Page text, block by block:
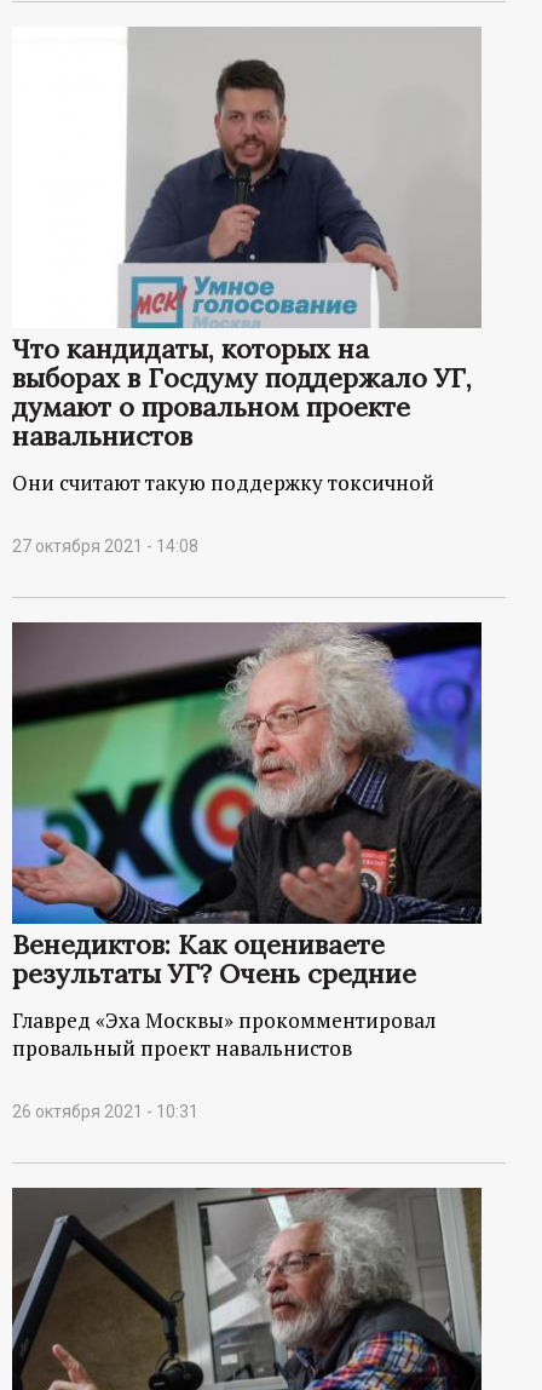
т
а
л
Что кандидаты, которых на
выборах в Госдуму поддержало УГ,
думают о провальном проекте
навальнистов
Они считают такую поддержку токсичной
27 октября 2021 - 14:08
Венедиктов: Как оцениваете
результаты УГ? Очень средние
Главред «Эха Москвы» прокомментировал
провальный проект навальнистов
26 октября 2021 - 10:31